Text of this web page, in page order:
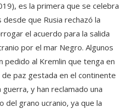
es la primera que se celebra
que Rusia rechazó la
el acuerdo para la salida
por el mar Negro. Algunos
pedido al Kremlin que tenga en
de paz gestada en el continente
y han reclamado una
del grano ucranio, ya que la